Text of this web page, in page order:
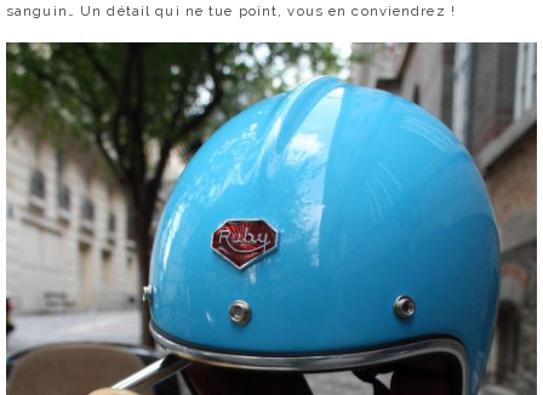
sanguin… Un détail qui ne tue point, vous en conviendrez !